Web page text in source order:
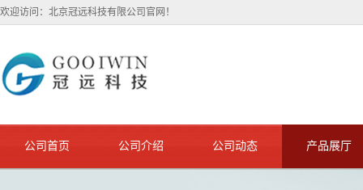
欢迎访问：北京冠远科技有限公司官网！
公司首页 公司介绍 公司动态 产品展厅